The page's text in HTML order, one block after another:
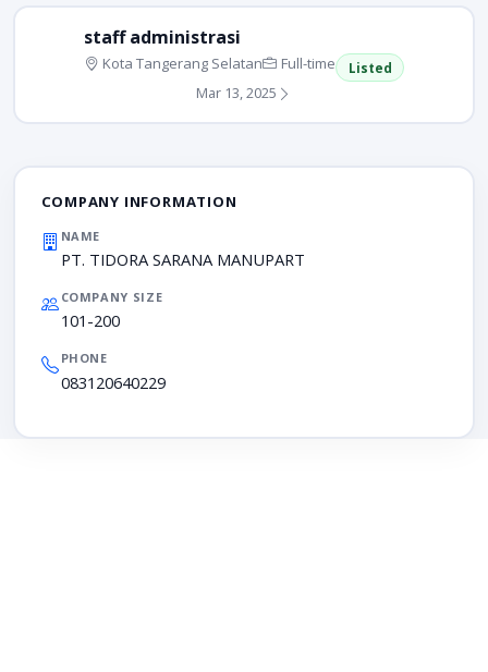
staff administrasi
Kota Tangerang Selatan Full-time Listed
Mar 13, 2025
COMPANY INFORMATION
NAME
PT. TIDORA SARANA MANUPART
COMPANY SIZE
101-200
PHONE
083120640229